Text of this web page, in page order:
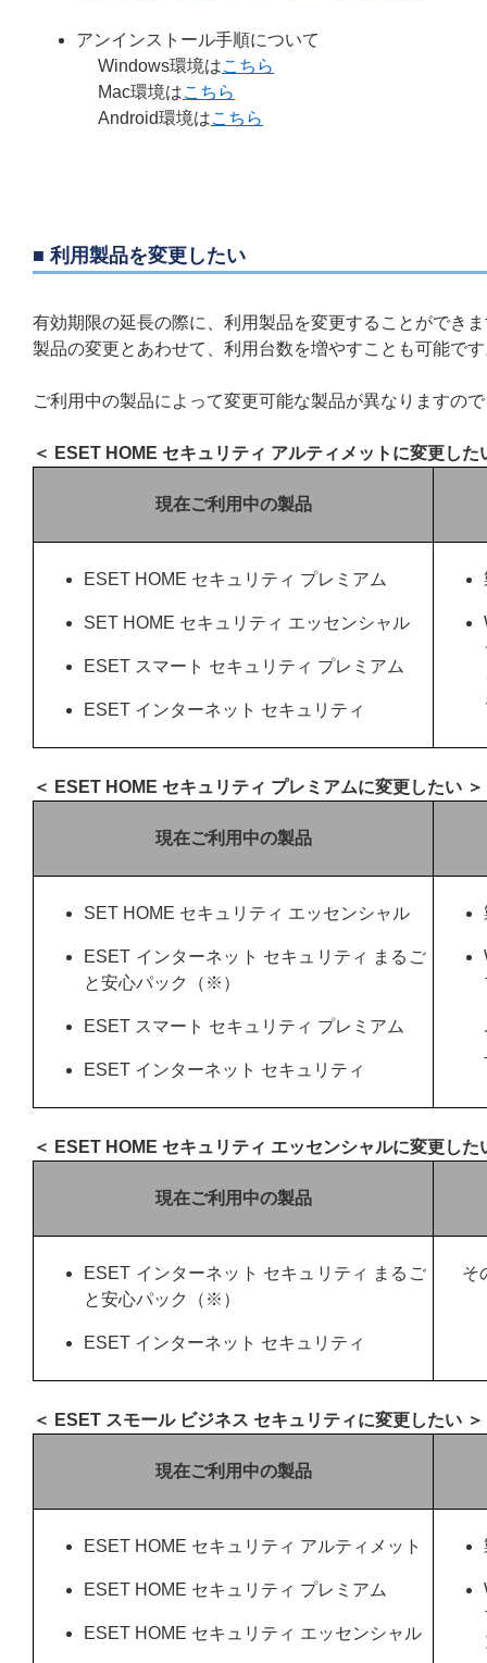
アンインストール手順について
Windows環境はこちら
Mac環境はこちら
Android環境はこちら
■ 利用製品を変更したい
有効期限の延長の際に、利用製品を変更することができ
製品の変更とあわせて、利用台数を増やすことも可能で
ご利用中の製品によって変更可能な製品が異なりますの
＜ ESET HOME セキュリティ アルティメットに変更した
現在ご利用中の製品
ESET HOME セキュリティ プレミアム
SET HOME セキュリティ エッセンシャル
ESET スマート セキュリティ プレミアム
ESET インターネット セキュリティ
＜ ESET HOME セキュリティ プレミアムに変更したい ＞
現在ご利用中の製品
SET HOME セキュリティ エッセンシャル
ESET インターネット セキュリティ まるご
と安心パック（※）
ESET スマート セキュリティ プレミアム
ESET インターネット セキュリティ
＜ ESET HOME セキュリティ エッセンシャルに変更した
現在ご利用中の製品
ESET インターネット セキュリティ まるご
と安心パック（※）
ESET インターネット セキュリティ
そ
＜ ESET スモール ビジネス セキュリティに変更したい ＞
現在ご利用中の製品
ESET HOME セキュリティ アルティメット
ESET HOME セキュリティ プレミアム
ESET HOME セキュリティ エッセンシャル